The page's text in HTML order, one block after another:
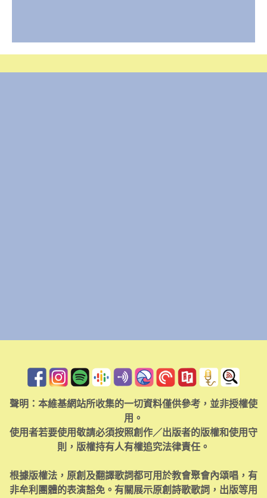
聲明：本維基網站所收集的一切資料僅供參考，並非授權使
用。
使用者若要使用敬請必須按照創作／出版者的版權和使用守
則，版權持有人有權追究法律責任。
根據版權法，原創及翻譯歌詞都可用於教會聚會內頌唱，有
非牟利團體的表演豁免。有關展示原創詩歌歌詞，出版等用